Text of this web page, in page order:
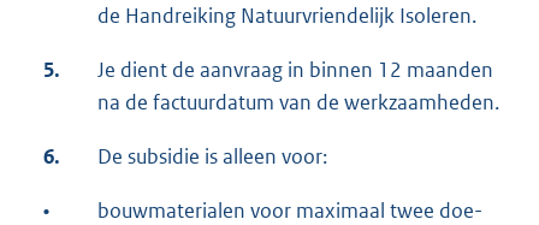
de Handreiking Natuurvriendelijk Isoleren.
5.
Je dient de aanvraag in binnen 12 maanden
na de factuurdatum van de werkzaamheden.
6. De subsidie is alleen voor:
•
bouwmaterialen voor maximaal twee doe-